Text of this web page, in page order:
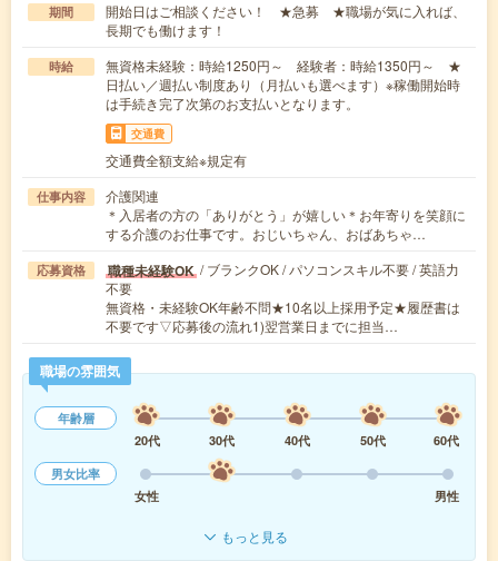
期間
開始日はご相談ください！ ★急募 ★職場が気に入れば、
長期でも働けます！
時給
無資格未経験：時給1250円～ 経験者：時給1350円～ ★
日払い／週払い制度あり（月払いも選べます）※稼働開始時
は手続き完了次第のお支払いとなります。
交通費
交通費全額支給※規定有
仕事内容
介護関連
＊入居者の方の「ありがとう」が嬉しい＊お年寄りを笑顔に
する介護のお仕事です。おじいちゃん、おばあちゃ…
応募資格 職種未経験OK / ブランクOK / パソコンスキル不要 / 英語力
不要
無資格・未経験OK年齢不問★10名以上採用予定★履歴書は
不要です▽応募後の流れ1)翌営業日までに担当…
職場の雰囲気
年齢層
20代
30代 40代 50代
60代
男女比率
女性
男性
もっと見る